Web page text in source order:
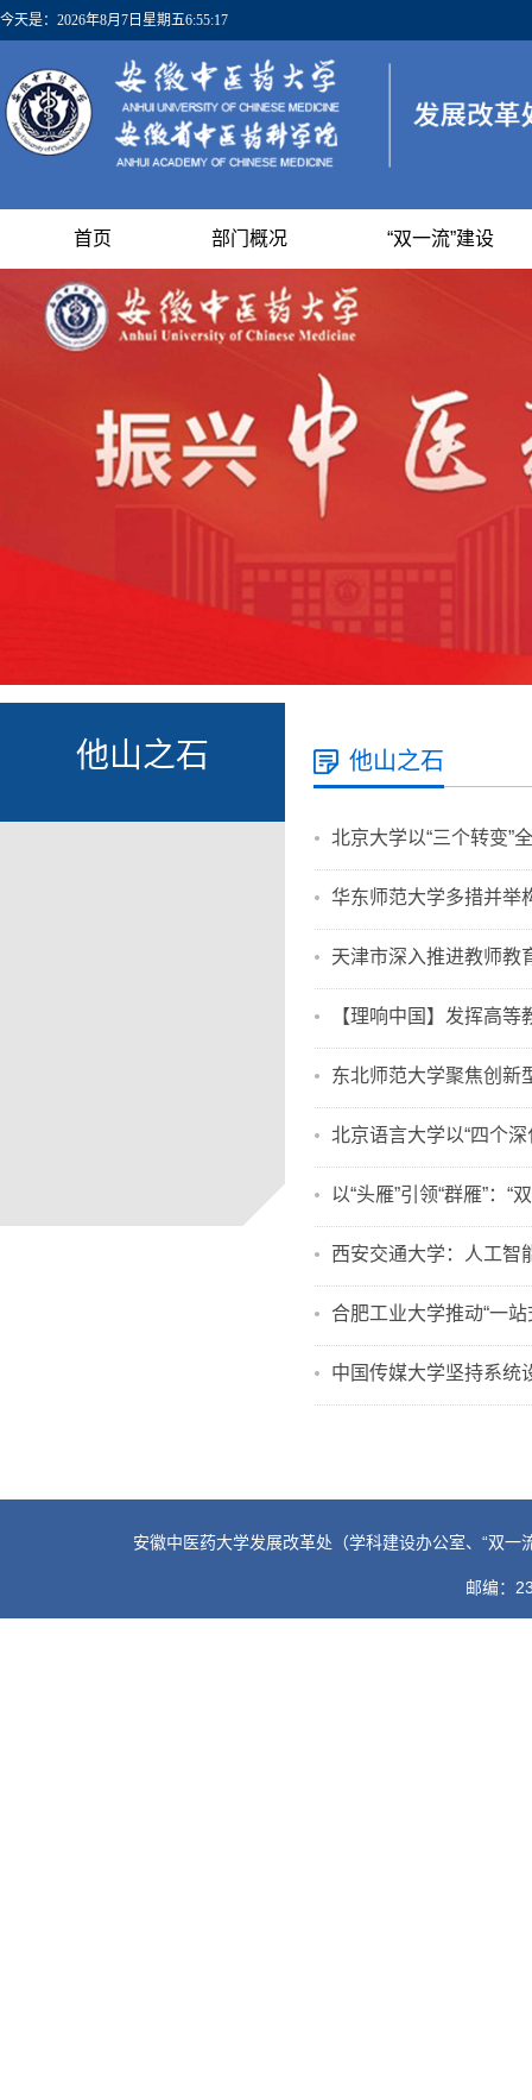
今天是： 2026年8月7日星期五6:55:17
首页 部门概况 “双一流”建设
他山之石 他山之石
北京大学以“三个转变”
华东师范大学多措并举
天津市深入推进教师教
【理响中国】发挥高
东北师范大学聚焦创新
北京语言大学以“四个
以“头雁”引领“群雁”：“
西安交通大学：人工智
合肥工业大学推动“一
中国传媒大学坚持系统
安徽中医药大学发展改革处（学科建设办公室、“双
邮编：